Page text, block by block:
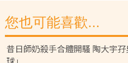
您也可能喜歡...
昔日師奶殺手合體開騷 陶大宇